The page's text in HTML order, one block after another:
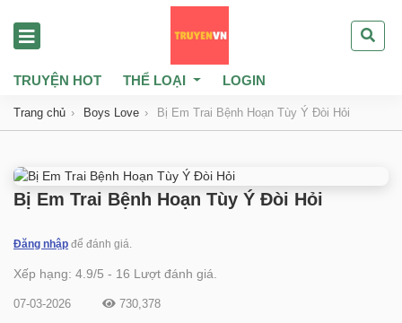
TRUYỆN HOT THỂ LOẠI LOGIN
Trang chủ Boys Love Bị Em Trai Bệnh Hoạn Tùy Ý Đòi Hỏi
Bị Em Trai Bệnh Hoạn Tùy Ý Đòi Hỏi
Đăng nhập để đánh giá.
Xếp hạng: 4.9/5 - 16 Lượt đánh giá.
07-03-2026 730,378